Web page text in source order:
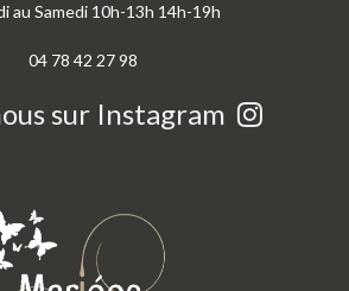
au Samedi 10h-13h 14h-19h
04 78 42 27 98
sur Instagram